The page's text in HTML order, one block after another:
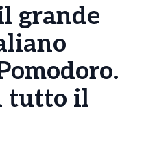
grande
tutto il